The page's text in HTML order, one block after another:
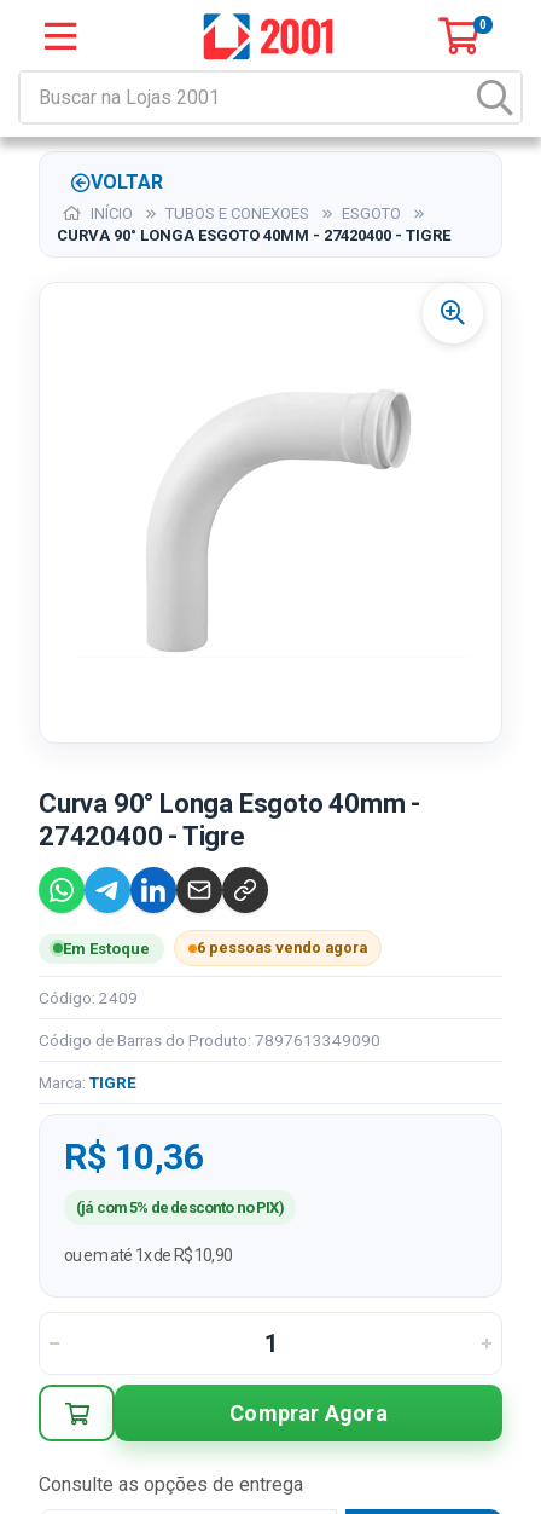
0
VOLTAR
INÍCIO TUBOS E CONEXOES
ESGOTO
CURVA 90° LONGA ESGOTO 40MM - 27420400 - TIGRE
Curva 90° Longa Esgoto 40mm -
27420400 - Tigre
Em Estoque 6 pessoas vendo agora
Código: 2409
Código de Barras do Produto: 7897613349090
Marca: TIGRE
R$ 10,36
(já com 5% de desconto no PIX)
ou em até 1x de R$ 10,90
Comprar Agora
Consulte as opções de entrega